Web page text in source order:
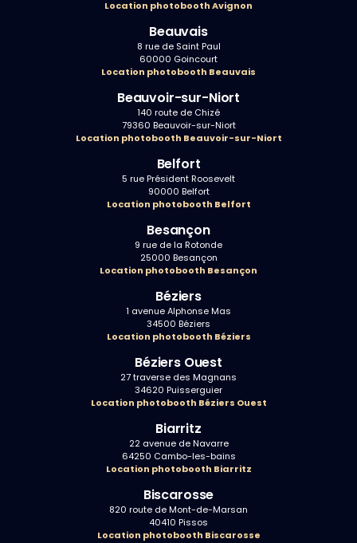
Location photobooth Avignon
Beauvais
8 rue de Saint Paul
60000 Goincourt
Location photobooth Beauvais
Beauvoir-sur-Niort
140 route de Chizé
79360 Beauvoir-sur-Niort
Location photobooth Beauvoir-sur-Niort
Belfort
5 rue Président Roosevelt
90000 Belfort
Location photobooth Belfort
Besançon
9 rue de la Rotonde
25000 Besançon
Location photobooth Besançon
Béziers
1 avenue Alphonse Mas
34500 Béziers
Location photobooth Béziers
Béziers Ouest
27 traverse des Magnans
34620 Puisserguier
Location photobooth Béziers Ouest
Biarritz
22 avenue de Navarre
64250 Cambo-les-bains
Location photobooth Biarritz
Biscarosse
820 route de Mont-de-Marsan
40410 Pissos
Location photobooth Biscarosse